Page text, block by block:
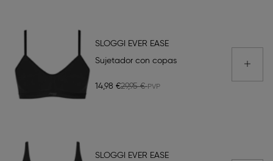
SLOGGI EVER EASE
Sujetador con copas
14,98 €29,95 €
SLOGGI EVER EASE